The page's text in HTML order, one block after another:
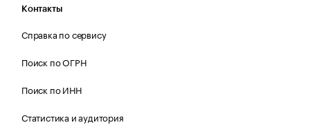
Контакты
Справка по сервису
Поиск по ОГРН
Поиск по ИНН
Статистика и аудитория